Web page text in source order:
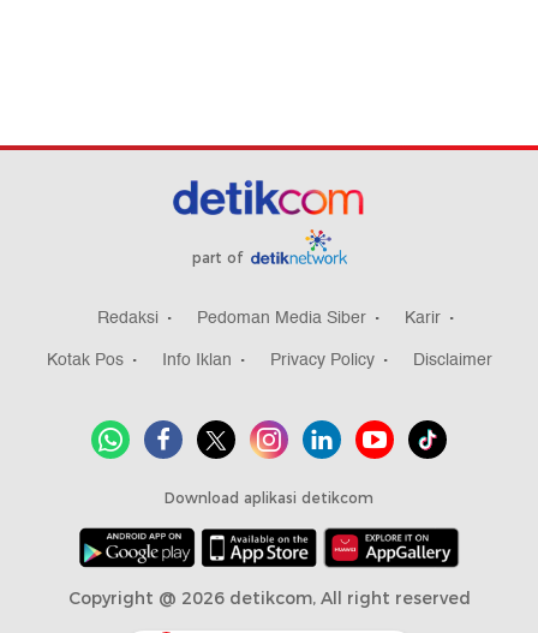
part of
Redaksi Pedoman Media Siber
Karir
Kotak Pos
Info Iklan Privacy Policy Disclaimer
Download aplikasi detikcom
Copyright @ 2026 detikcom, All right reserved